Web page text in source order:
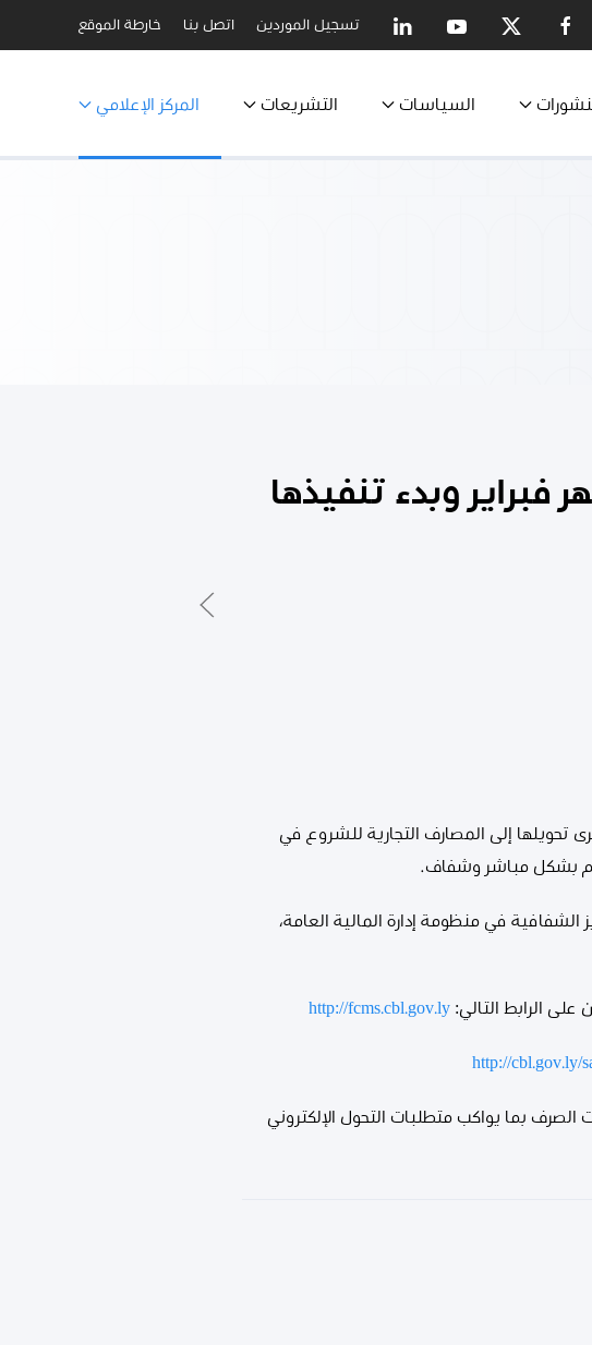
تسجيل الموردين اتصل بنا خارطة الموقع
السياسات التشريعات المركز الإعلامي
وبدء تنفيذها
تحويلها إلى المصارف التجارية للشروع في
بشكل مباشر وشفاف.
في منظومة إدارة المالية العامة،
الرابط التالي: http://fcms.cbl.gov.ly
http://cbl.gov.ly/
الصرف بما يواكب متطلبات التحول الإلكتروني